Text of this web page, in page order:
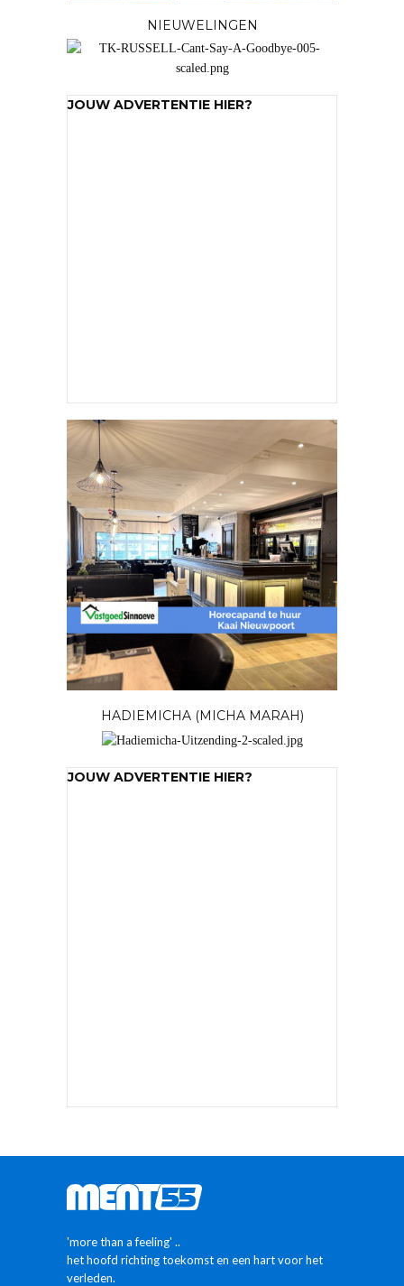
NIEUWELINGEN
JOUW ADVERTENTIE HIER?
HADIEMICHA (MICHA MARAH)
JOUW ADVERTENTIE HIER?
'more than a feeling' ..
het hoofd richting toekomst en een hart voor het
verleden.